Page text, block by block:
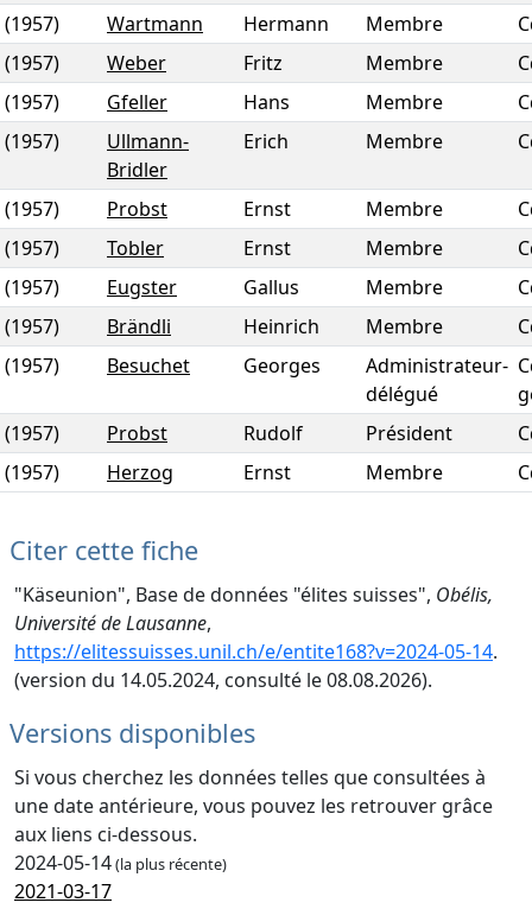
(1957)
Wartmann Hermann Membre
(1957)
Weber Fritz Membre
(1957)
Gfeller Hans Membre
(1957)
Ullmann-
Bridler
Erich Membre
(1957) Probst Ernst Membre
(1957)
Tobler Ernst Membre
(1957)
Eugster Gallus Membre
(1957)
Brändli Heinrich Membre
(1957)
Besuchet Georges
Administrateur-
délégué
(1957)
Probst Rudolf Président
(1957)
Herzog Ernst Membre
Citer cette fiche
"Käseunion", Base de données "élites suisses", Obélis,
Université de Lausanne,
https://elitessuisses.unil.ch/e/entite168?v=2024-05-14.
(version du 14.05.2024, consulté le 08.08.2026).
Versions disponibles
Si vous cherchez les données telles que consultées à
une date antérieure, vous pouvez les retrouver grâce
aux liens ci-dessous.
2024-05-14(la plus récente)
2021-03-17